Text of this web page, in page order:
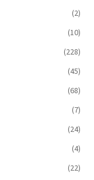
(2)
(10)
(228)
(45)
(68)
(7)
(24)
(4)
(22)